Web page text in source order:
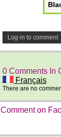
Log-in to comment
0 Comments In
Français
There are no
Comment on